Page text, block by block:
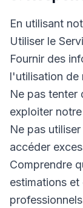
En utilisant
Utiliser le
Fournir des
l'utilisation de
Ne pas tenter
exploiter
Ne pas
accéder
Comprendre
estimations